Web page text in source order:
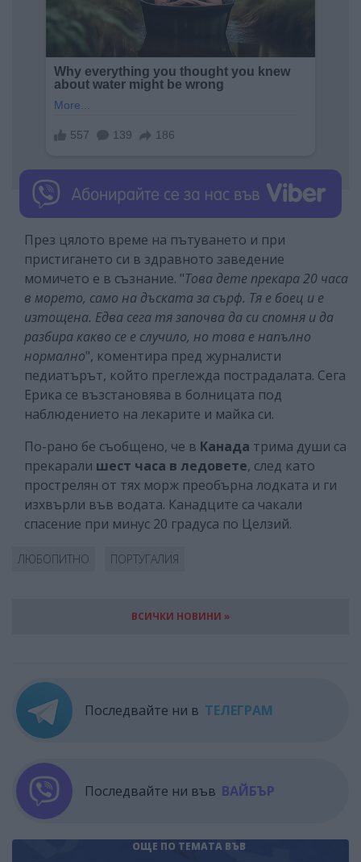
През цялото време на пътуването и при
пристигането си в здравното заведение
момичето е в съзнание. "Това дете прекара 20 часа
в морето, само на дъската за сърф. Тя е боец и е
изтощена. Едва сега тя започва да си спомня и да
разбира какво се е случило, но това е напълно
нормално", коментира пред журналисти
педиатърът, който преглежда пострадалата. Сега
Ерика се възстановява в болницата под
наблюдението на лекарите и майка си.
По-рано бе съобщено, че в Канада трима души са
прекарали шест часа в ледовете, след като
прострелян от тях морж преобърна лодката и ги
изхвърли във водата. Канадците са чакали
спасение при минус 20 градуса по Целзий.
ЛЮБОПИТНО ПОРТУГАЛИЯ
ВСИЧКИ НОВИНИ »
Последвайте ни в ТЕЛЕГРАМ
Последвайте ни във ВАЙБЪР
ОЩЕ ПО ТЕМАТА ВЪВ